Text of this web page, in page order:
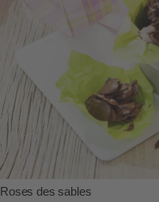
Roses des sables